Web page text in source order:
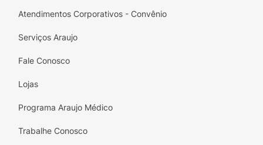
Modo de Uso:Agite bem antes de usar.
Aplique a 15 cm das axilas.
Atendimentos Corporativos - Convênio
Serviços Araujo
Fale Conosco
Lojas
Programa Araujo Médico
Trabalhe Conosco